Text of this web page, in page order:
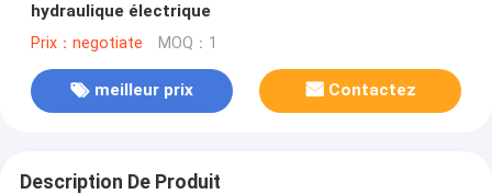
hydraulique électrique
Prix：negotiate MOQ：1
meilleur prix Contactez
Description De Produit